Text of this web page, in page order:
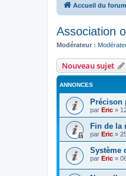
Accueil du forum
Association
Modérateur :
Nouveau sujet
ANNONCES
Précison
par Eric »
Fin de la
par Eric »
Système
par Eric »